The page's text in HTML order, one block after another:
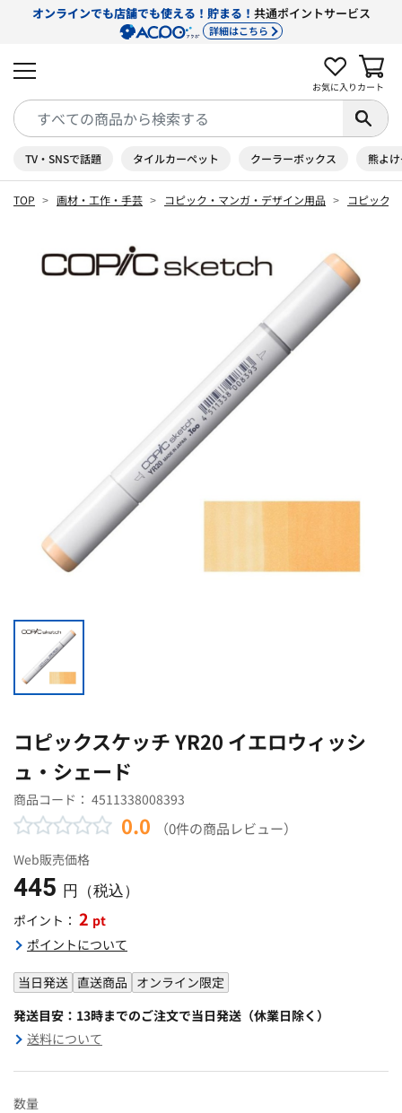
オンラインでも店舗でも使える！貯まる！ 共通ポイントサービス
詳細はこちら
お気に入り カート
TV・SNSで話題 タイルカーペット クーラーボックス 熊よ
TOP 画材・工作・手芸 コピック・マンガ・デザイン用品 コピック
コピックスケッチ YR20 イエロウィッシ
ュ・シェード
商品コード： 4511338008393
0.0 （0件の商品レビュー）
Web販売価格
445 円（税込）
ポイント： 2 pt
ポイントについて
当日発送 直送商品 オンライン限定
発送目安：13時までのご注文で当日発送（休業日除く）
送料について
数量